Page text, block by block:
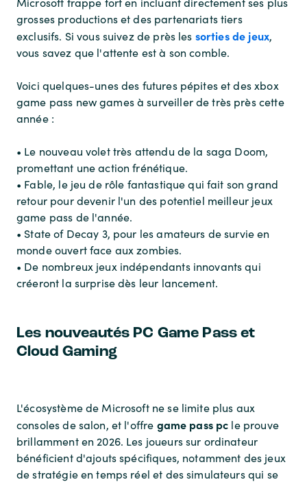
grosses productions et des partenariats tiers
exclusifs. Si vous suivez de près les sorties de jeux,
vous savez que l'attente est à son comble.
Voici quelques-unes des futures pépites et des xbox
game pass new games à surveiller de très près cette
année :
• Le nouveau volet très attendu de la saga Doom,
promettant une action frénétique.
• Fable, le jeu de rôle fantastique qui fait son grand
retour pour devenir l'un des potentiel meilleur jeux
game pass de l'année.
• State of Decay 3, pour les amateurs de survie en
monde ouvert face aux zombies.
• De nombreux jeux indépendants innovants qui
créeront la surprise dès leur lancement.
Les nouveautés PC Game Pass et
Cloud Gaming
L'écosystème de Microsoft ne se limite plus aux
consoles de salon, et l'offre game pass pc le prouve
brillamment en 2026. Les joueurs sur ordinateur
bénéficient d'ajouts spécifiques, notamment des jeux
de stratégie en temps réel et des simulateurs qui se